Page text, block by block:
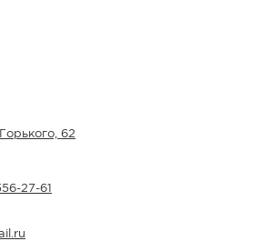
НОВОСТЬ
62
27-61